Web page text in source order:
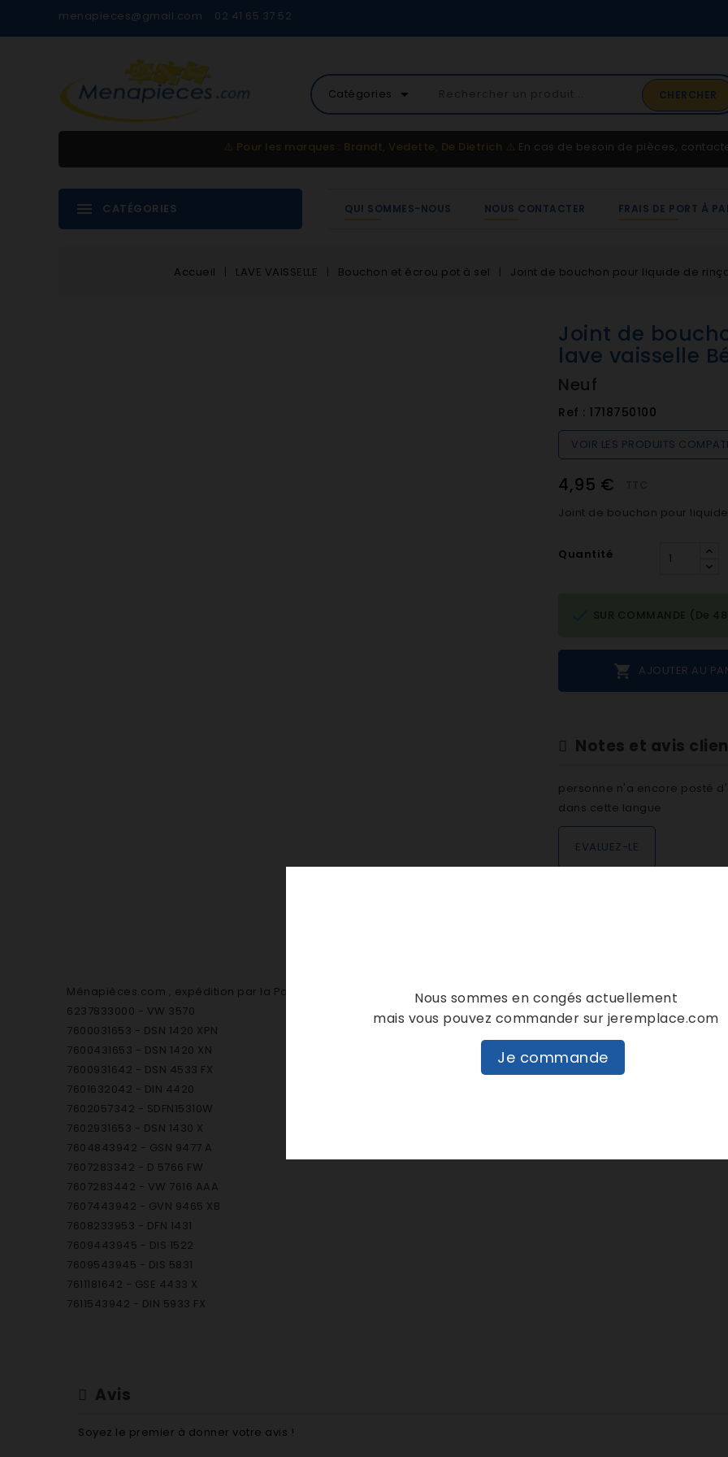
menapieces@gmail.com 02 41 65 37 52
Catégories arrow_drop_down CHERCHER
02 41 65 37 52
Service client
⚠️ Pour les marques : Brandt, Vedette, De Dietrich ⚠️ En cas de besoin de pièces,
CATÉGORIES QUI SOMMES-NOUS NOUS CONTACTER FRAIS DE PORT À
Accueil LAVE VAISSELLE Bouchon et écrou pot à sel Joint de bouchon pour liquide de
Joint de
lave vaisselle
Neuf
Ref : 1718750100
VOIR LES PRODUITS
4,95 €
Joint de bouchon pour liquide
Quantité
 AJOUTER AU
SUR COMMANDE (De
Notes et avis
personne n'a encore posté
dans cette langue
EVALUEZ-LE
Ménapièces.com , expédition par la Poste 6€20 ttc
6237833000 - VW 3570
7600031653 - DSN 1420 XPN
7600431653 - DSN 1420 XN
7600931642 - DSN 4533 FX
7601632042 - DIN 4420
7602057342 - SDFN15310W
7602931653 - DSN 1430 X
7604843942 - GSN 9477 A
7607283342 - D 5766 FW
7607283442 - VW 7616 AAA
7607443942 - GVN 9465 XB
7608233953 - DFN 1431
7609443945 - DIS 1522
7609543945 - DIS 5831
7611181642 - GSE 4433 X
7611543942 - DIN 5933 FX
7615583342 - GSN 1580 A
7616043942 - GSN 9583 XB630
Avis
Soyez le premier à donner votre avis !
Nous sommes en congés actuellement
mais vous pouvez commander sur jeremplace.com
Je commande